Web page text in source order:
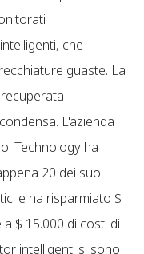
che
guaste. La
L'azienda
Technology ha
20 dei suoi
e ha risparmiato $
$ 15.000 di costi di
intelligenti si sono